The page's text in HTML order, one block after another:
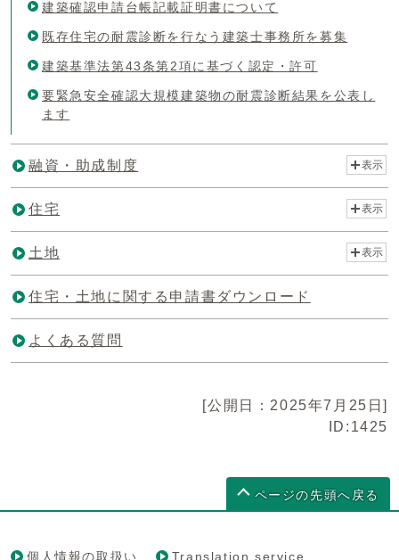
建築確認申請台帳記載証明書について
既存住宅の耐震診断を行なう建築士事務所を募集
建築基準法第43条第2項に基づく認定・許可
要緊急安全確認大規模建築物の耐震診断結果を公表し
ます
融資・助成制度 表示
住宅 表示
土地 表示
住宅・土地に関する申請書ダウンロード
よくある質問
[公開日：2025年7月25日]
ID:1425
ページの先頭へ戻る
個人情報の取扱い Translation service